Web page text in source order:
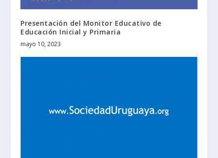
Presentación del Monitor Educativo de
Educación Inicial y Primaria
mayo 10, 2023